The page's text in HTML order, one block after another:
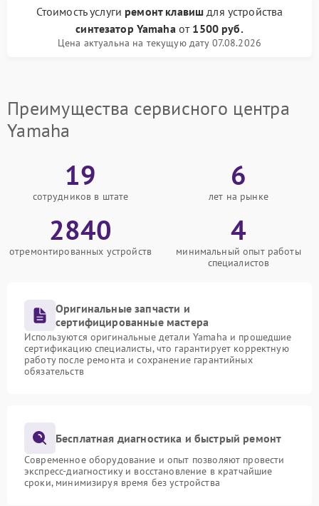
Стоимость услуги ремонт клавиш для устройства
синтезатор Yamahaот 1500 руб.
Цена актуальна на текущую дату 07.08.2026
Преимущества сервисного центра
Yamaha
19
сотрудников в штате
6
лет на рынке
2840
отремонтированных устройств
4
минимальный опыт работы
специалистов
Оригинальные запчасти и
сертифицированные мастера
Используются оригинальные детали Yamaha и прошедшие
сертификацию специалисты, что гарантирует корректную
работу после ремонта и сохранение гарантийных
обязательств
Бесплатная диагностика и быстрый ремонт
Современное оборудование и опыт позволяют провести
экспресс-диагностику и восстановление в кратчайшие
сроки, минимизируя время без устройства